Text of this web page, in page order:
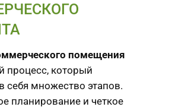
помещения
процесс, который
себя множество этапов.
планирование и четкое